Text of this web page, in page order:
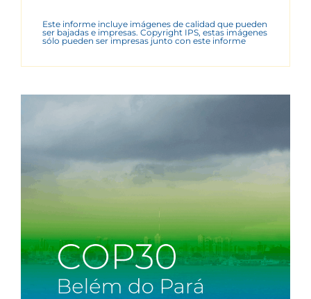
Este informe incluye imágenes de calidad que pueden
ser bajadas e impresas. Copyright IPS, estas imágenes
sólo pueden ser impresas junto con este informe